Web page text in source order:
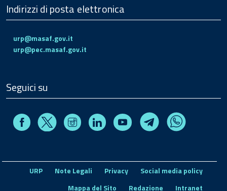
Indirizzi di posta elettronica
urp@masaf.gov.it
urp@pec.masaf.gov.it
Seguici su
FacebookX InstagramLinkedin Youtube TelegramWhatsapp
URP Note Legali Privacy
Social media policy
Mappa del Sito
Redazione
Intranet